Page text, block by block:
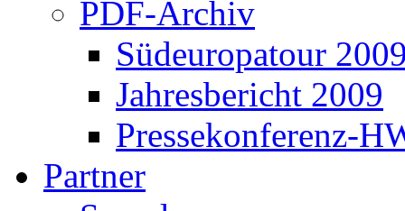
PDF-Archiv
Südeuropatour
Jahresbericht 2009
Pressekonferenz-
Partner